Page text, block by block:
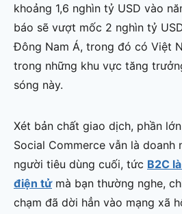
khoảng 1,6 nghìn tỷ USD vào
báo sẽ vượt mốc 2 nghìn tỷ
Đông Nam Á, trong đó có Việt
trong những khu vực tăng
sóng này.
Xét bản chất giao dịch, phần
Social Commerce vẫn là doanh
người tiêu dùng cuối, tức B2C
điện tửmà bạn thường nghe,
chạm đã dời hẳn vào mạng xã